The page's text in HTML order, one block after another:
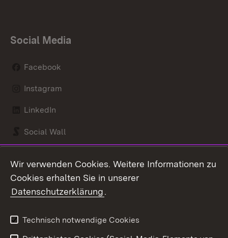
Social Media
Facebook
Instagram
LinkedIn
Social Wall
Kontakt
Barrierefreiheit
Wir verwenden Cookies. Weitere Informationen zu
Cookies erhalten Sie in unserer
Datenschutzerklärung.
Technisch notwendige Cookies